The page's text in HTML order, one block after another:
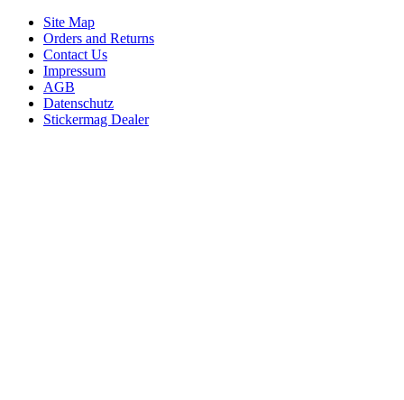
Site Map
Orders and Returns
Contact Us
Impressum
AGB
Datenschutz
Stickermag Dealer